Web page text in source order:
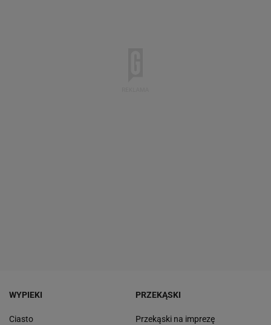
WYPIEKI
Ciasto
PRZEKĄSKI
Przekąski na imprezę